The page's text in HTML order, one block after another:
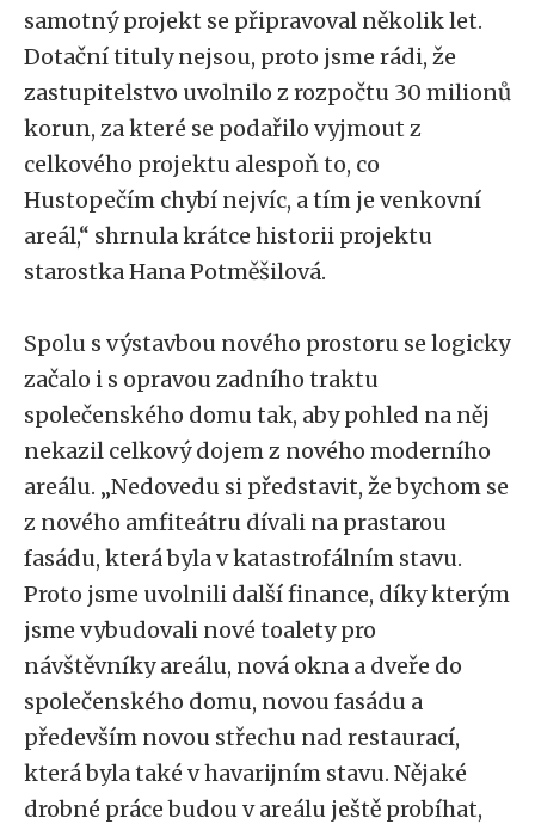
samotný projekt se připravoval několik let.
Dotační tituly nejsou, proto jsme rádi, že
zastupitelstvo uvolnilo z rozpočtu 30 milionů
korun, za které se podařilo vyjmout z
celkového projektu alespoň to, co
Hustopečím chybí nejvíc, a tím je venkovní
areál,“ shrnula krátce historii projektu
starostka Hana Potměšilová.
Spolu s výstavbou nového prostoru se logicky
začalo i s opravou zadního traktu
společenského domu tak, aby pohled na něj
nekazil celkový dojem z nového moderního
areálu. „Nedovedu si představit, že bychom se
z nového amfiteátru dívali na prastarou
fasádu, která byla v katastrofálním stavu.
Proto jsme uvolnili další finance, díky kterým
jsme vybudovali nové toalety pro
návštěvníky areálu, nová okna a dveře do
společenského domu, novou fasádu a
především novou střechu nad restaurací,
která byla také v havarijním stavu. Nějaké
drobné práce budou v areálu ještě probíhat,